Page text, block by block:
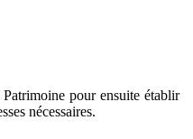
pour ensuite établir
nécessaires.